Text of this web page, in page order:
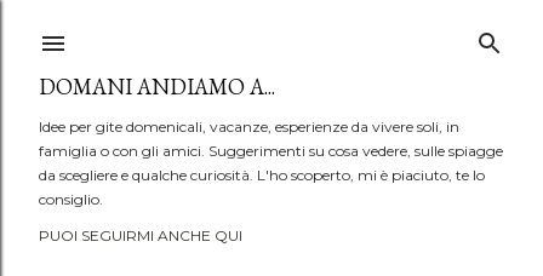
DOMANI ANDIAMO A...
Idee per gite domenicali, vacanze, esperienze da vivere soli, in
famiglia o con gli amici. Suggerimenti su cosa vedere, sulle spiagge
da scegliere e qualche curiosità. L'ho scoperto, mi è piaciuto, te lo
consiglio.
PUOI SEGUIRMI ANCHE QUI